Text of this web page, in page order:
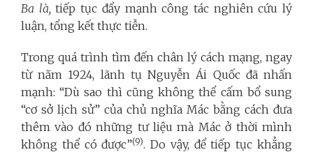
Ba là, tiếp tục đẩy mạnh công tác nghiên cứu lý
luận, tổng kết thực tiễn.
Trong quá trình tìm đến chân lý cách mạng, ngay
từ năm 1924, lãnh tụ Nguyễn Ái Quốc đã nhấn
mạnh: “Dù sao thì cũng không thể cấm bổ sung
“cơ sở lịch sử” của chủ nghĩa Mác bằng cách đưa
thêm vào đó những tư liệu mà Mác ở thời mình
không thể có được”(9). Do vậy, để tiếp tục khẳng